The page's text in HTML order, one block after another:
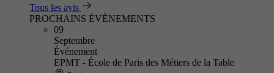
Tous les avis
PROCHAINS ÉVÈNEMENTS
09
Septembre
Événement
EPMT - École de Paris des Métiers de la Table